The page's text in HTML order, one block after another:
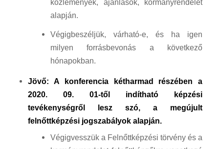
közlemények, ajánlások, kormányrendelet
alapján.
Végigbeszéljük, várható-e, és ha igen
milyen forrásbevonás a következő
hónapokban.
Jövő: A konferencia kétharmad részében a
2020. 09. 01-től indítható képzési
tevékenységről lesz szó, a megújult
felnőttképzési jogszabályok alapján.
Végigvesszük a Felnőttképzési törvény és a